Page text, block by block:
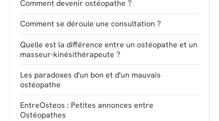
Comment devenir ostéopathe ?
Comment se déroule une consultation ?
Quelle est la différence entre un ostéopathe et un
masseur-kinésithérapeute ?
Les paradoxes d'un bon et d'un mauvais
ostéopathe
EntreOsteos : Petites annonces entre
Ostéopathes